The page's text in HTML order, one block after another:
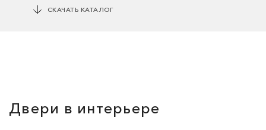
СКАЧАТЬ КАТАЛОГ
Двери в интерьере